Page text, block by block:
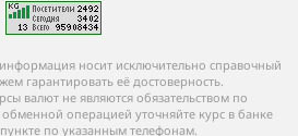
носит исключительно справочный
гарантировать её достоверность.
валют не являются обязательством по
операцией уточняйте курс в банке
по указанным телефонам.